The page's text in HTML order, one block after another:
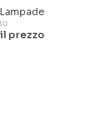
Lampade
prezzo